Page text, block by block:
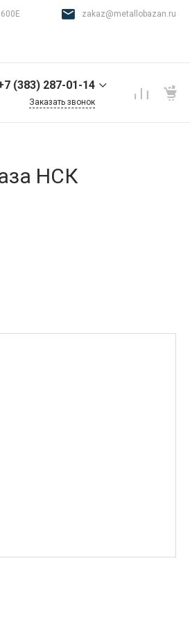
zakaz@metallobazan.ru
(383) 287-01-14
18:00 пн-пт
Заказать звонок
НСК